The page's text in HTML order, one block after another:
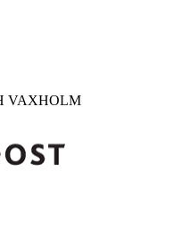
VAXHOLM